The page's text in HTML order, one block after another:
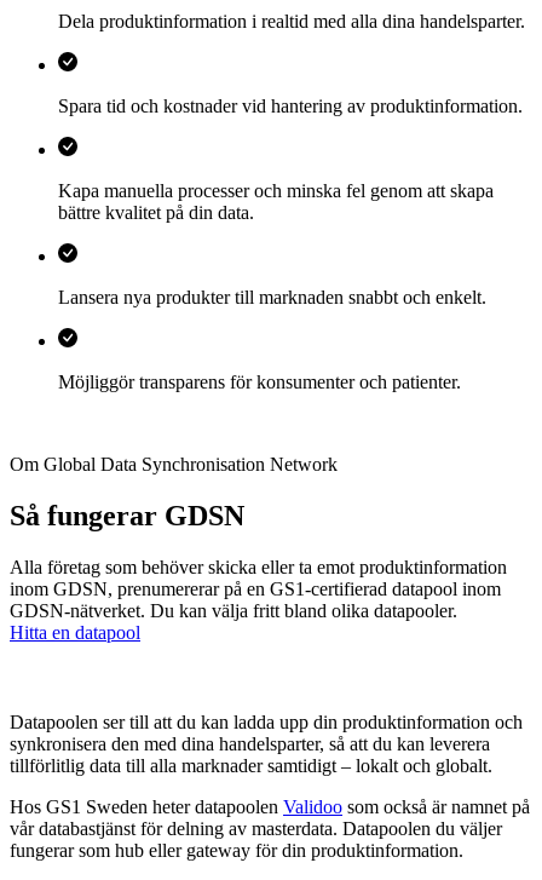
Dela produktinformation i realtid med alla dina handelsparter.
Spara tid och kostnader vid hantering av produktinformation.
Kapa manuella processer och minska fel genom att skapa
bättre kvalitet på din data.
Lansera nya produkter till marknaden snabbt och enkelt.
Möjliggör transparens för konsumenter och patienter.
Om Global Data Synchronisation Network
Så fungerar GDSN
Alla företag som behöver skicka eller ta emot produktinformation
inom GDSN, prenumererar på en GS1-certifierad datapool inom
GDSN-nätverket. Du kan välja fritt bland olika datapooler.
Hitta en datapool
Datapoolen ser till att du kan ladda upp din produktinformation och
synkronisera den med dina handelsparter, så att du kan leverera
tillförlitlig data till alla marknader samtidigt – lokalt och globalt.
Hos GS1 Sweden heter datapoolen Validoo som också är namnet på
vår databastjänst för delning av masterdata. Datapoolen du väljer
fungerar som hub eller gateway för din produktinformation.